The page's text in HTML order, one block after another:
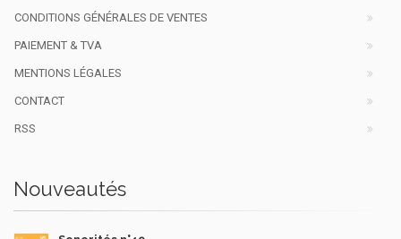
CONDITIONS GÉNÉRALES DE VENTES
PAIEMENT & TVA
MENTIONS LÉGALES
CONTACT
RSS
Nouveautés